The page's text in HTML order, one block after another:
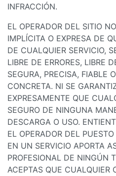
INFRACCIÓN.
EL OPERADOR DEL SITIO
IMPLÍCITA O EXPRESA DE
DE CUALQUIER SERVICIO,
LIBRE DE ERRORES, LIBRE
SEGURA, PRECISA, FIABLE
CONCRETA. NI SE
EXPRESAMENTE QUE
SEGURO DE NINGUNA
DESCARGA O USO.
EL OPERADOR DEL
EN UN SERVICIO APORTA
PROFESIONAL DE NINGÚN
ACEPTAS QUE CUALQUIER